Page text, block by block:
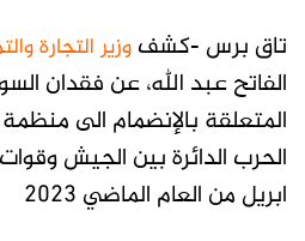
تاق برس -كشف وزير التجارة
الفاتح عبد الله، عن فقدان
المتعلقة بالإنضمام الى
الحرب الدائرة بين الجيش
ابريل من العام الماضي 2023